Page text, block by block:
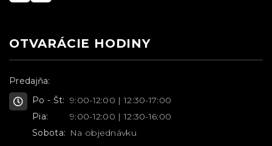
OTVARÁCIE HODINY
Predajňa:
Po - Št: 9:00-12:00 | 12:30-17:00
Pia:
9:00-12:00 | 12:30-16:00
Sobota: Na objednávku